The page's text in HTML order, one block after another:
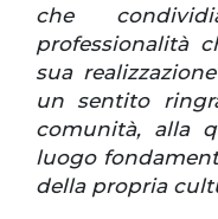
che
professionalità
sua
un sentito
comunità, alla
luogo
della propria